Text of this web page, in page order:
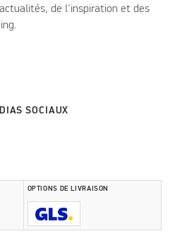
de l'inspiration et des
SOCIAUX
OPTIONS DE LIVRAISON